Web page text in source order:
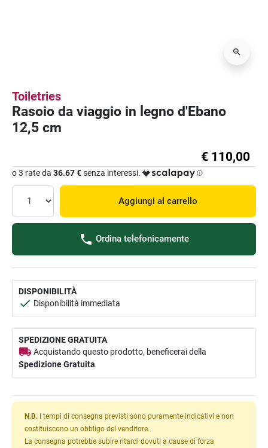
Toiletries
Rasoio da viaggio in legno d'Ebano
12,5 cm
€ 110,00
o 3 rate da 36.67 €senza interessi.
Aggiungi al carrello
Ordina telefonicamente
DISPONIBILITÀ
Disponibilità immediata
SPEDIZIONE GRATUITA
Acquistando questo prodotto, beneficerai della
Spedizione Gratuita
N.B. I tempi di consegna previsti sono puramente indicativi e non
costituiscono un obbligo del venditore.
La consegna potrebbe subire ritardi dovuti a cause di forza